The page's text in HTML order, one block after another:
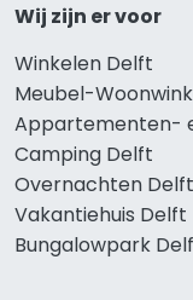
Wij zijn er voor
Winkelen Delft
Meubel-
Appartementen-
Camping Delft
Overnachten Delft
Vakantiehuis Delft
Bungalowpark